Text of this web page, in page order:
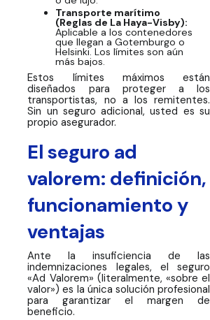
Transporte marítimo
(Reglas de La Haya-Visby):
Aplicable a los contenedores
que llegan a Gotemburgo o
Helsinki. Los límites son aún
más bajos.
Estos límites máximos están
diseñados para proteger a los
transportistas, no a los remitentes.
Sin un seguro adicional, usted es su
propio asegurador.
El seguro ad
valorem: definición,
funcionamiento y
ventajas
Ante la insuficiencia de las
indemnizaciones legales, el seguro
«Ad Valorem» (literalmente, «sobre el
valor») es la única solución profesional
para garantizar el margen de
beneficio.